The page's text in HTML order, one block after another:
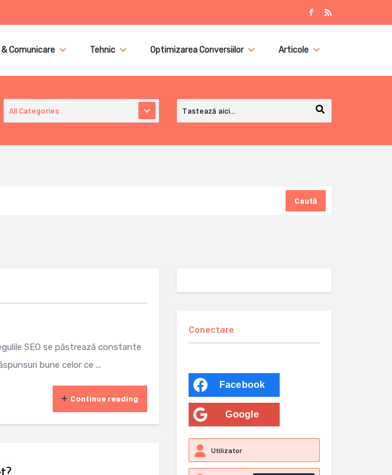
Comunicare Tehnic Optimizarea Conversiilor Articole
Caută
SEO se păstrează constante
bune celor ce ...
Continue reading
Conectare
Facebook
Google